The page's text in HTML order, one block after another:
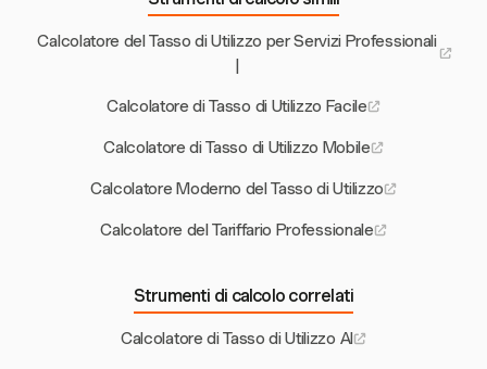
Calcolatore del Tasso di Utilizzo per Servizi Professionali
|
Calcolatore di Tasso di Utilizzo Facile
Calcolatore di Tasso di Utilizzo Mobile
Calcolatore Moderno del Tasso di Utilizzo
Calcolatore del Tariffario Professionale
Strumenti di calcolo correlati
Calcolatore di Tasso di Utilizzo AI